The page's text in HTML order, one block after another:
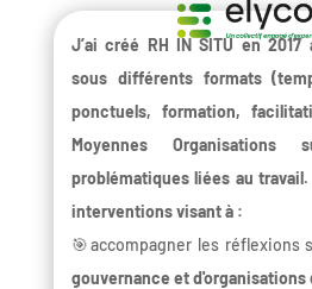
J’ai créé RH IN SITU en 2017
sous différents formats
ponctuels, formation,
Moyennes
problématiques liées au
interventions visant à :
🎯accompagner les réflexions
gouvernance et d'organisations